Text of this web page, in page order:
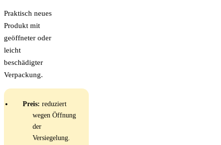
Praktisch neues
Produkt mit
geöffneter oder
leicht
beschädigter
Verpackung.
Preis: reduziert
wegen Öffnung
der
Versiegelung.